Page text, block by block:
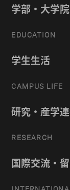
学部・大学院
EDUCATION
学生生活
CAMPUS LIFE
研究・産学
RESEARCH
国際交流・